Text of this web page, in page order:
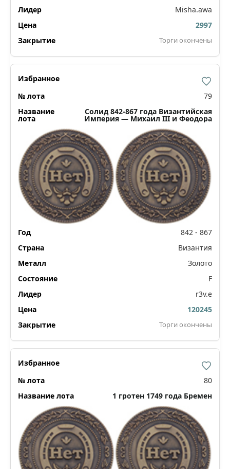
Misha.awa
2997
Торги окончены
79
Солид 842-867 года Византийская
Империя — Михаил III и Феодора
842 - 867
Византия
Золото
F
r3v.e
120245
Торги окончены
80
1 гротен 1749 года Бремен